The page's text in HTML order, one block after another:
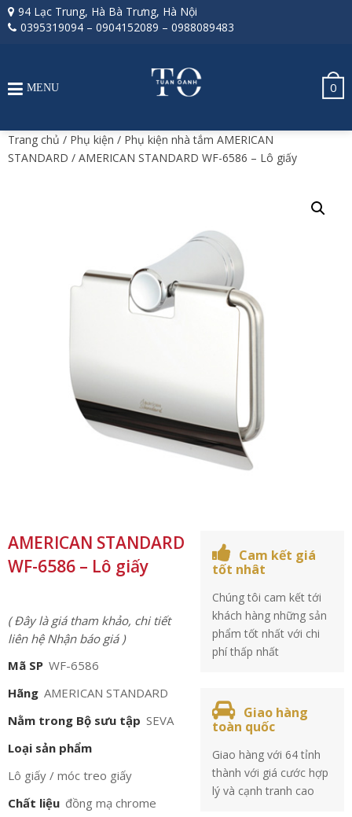
94 Lạc Trung, Hà Bà Trưng, Hà Nội
0395319094 – 0904152089 – 0988089483
0
MENU
Trang chủ / Phụ kiện / Phụ kiện nhà tắm AMERICAN
STANDARD / AMERICAN STANDARD WF-6586 – Lô giấy
AMERICAN STANDARD
WF-6586 – Lô giấy
( Đây là giá tham khảo, chi tiết
liên hệ Nhận báo giá )
Mã SP WF-6586
Hãng AMERICAN STANDARD
Nằm trong Bộ sưu tập SEVA
Loại sản phẩm
Lô giấy / móc treo giấy
Chất liệu đồng mạ chrome
Cam kết giá
tốt nhât
Chúng tôi cam kết tới
khách hàng những sản
phẩm tốt nhất với chi
phí thấp nhất
Giao hàng
toàn quốc
Giao hàng với 64 tỉnh
thành với giá cước hợp
lý và cạnh tranh cao